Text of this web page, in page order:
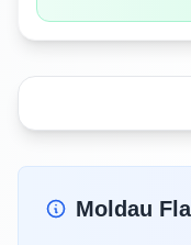
Moldau